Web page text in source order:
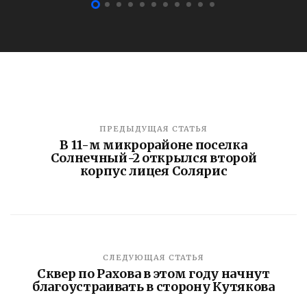
ПРЕДЫДУЩАЯ СТАТЬЯ
В 11-м микрорайоне поселка
Солнечный-2 открылся второй
корпус лицея Солярис
СЛЕДУЮЩАЯ СТАТЬЯ
Сквер по Рахова в этом году начнут
благоустраивать в сторону Кутякова